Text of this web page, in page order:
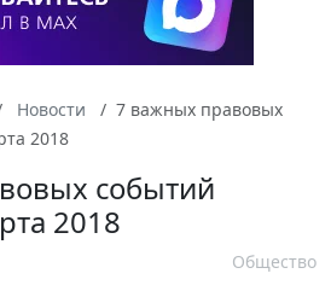
Новости
7 важных правовых
2018
событий
2018
Общество